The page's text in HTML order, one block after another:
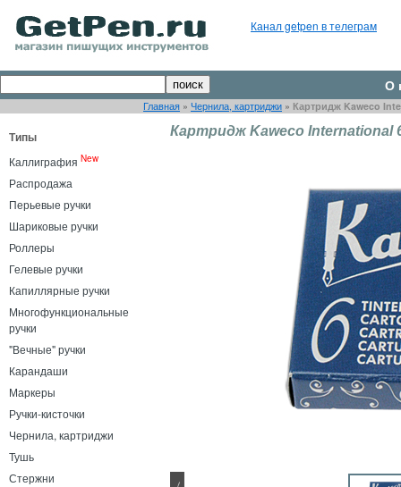
Канал getpen в телеграм
О
Главная » Чернила, картриджи » Картридж Kaweco
Типы
Каллиграфия New
Распродажа
Перьевые ручки
Шариковые ручки
Роллеры
Гелевые ручки
Капиллярные ручки
Многофункциональные
ручки
"Вечные" ручки
Карандаши
Маркеры
Ручки-кисточки
Чернила, картриджи
Тушь
Стержни
Картридж Kaweco International